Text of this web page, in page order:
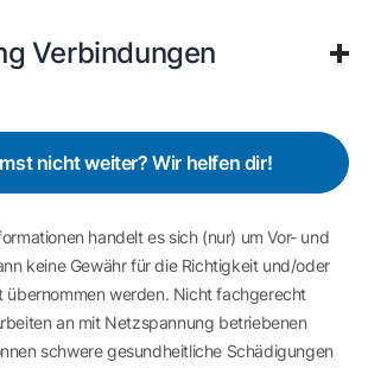
Verbindungen
nicht weiter? Wir helfen dir!
handelt es sich (nur) um Vor- und
keine Gewähr für die Richtigkeit und/oder
übernommen werden. Nicht fachgerecht
an mit Netzspannung betriebenen
schwere gesundheitliche Schädigungen